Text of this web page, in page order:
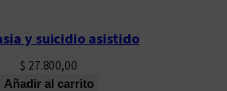
y suicidio asistido
$ 27.800,00
Añadir al carrito